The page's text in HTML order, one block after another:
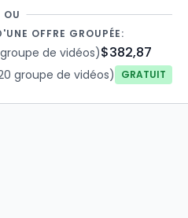
résultats de tes tests
auto-évaluation au
et à la fin de
faire cette évaluation à
t'assurer d'être sur la bonne
OU
OFFRE GROUPÉE:
de vidéos)$382,87
groupe de vidéos) Gratuit